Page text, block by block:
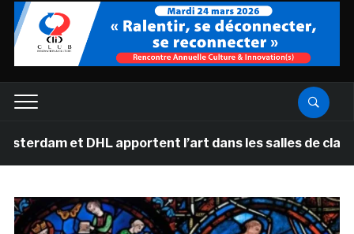
et DHL apportent l’art dans les salles de classe des